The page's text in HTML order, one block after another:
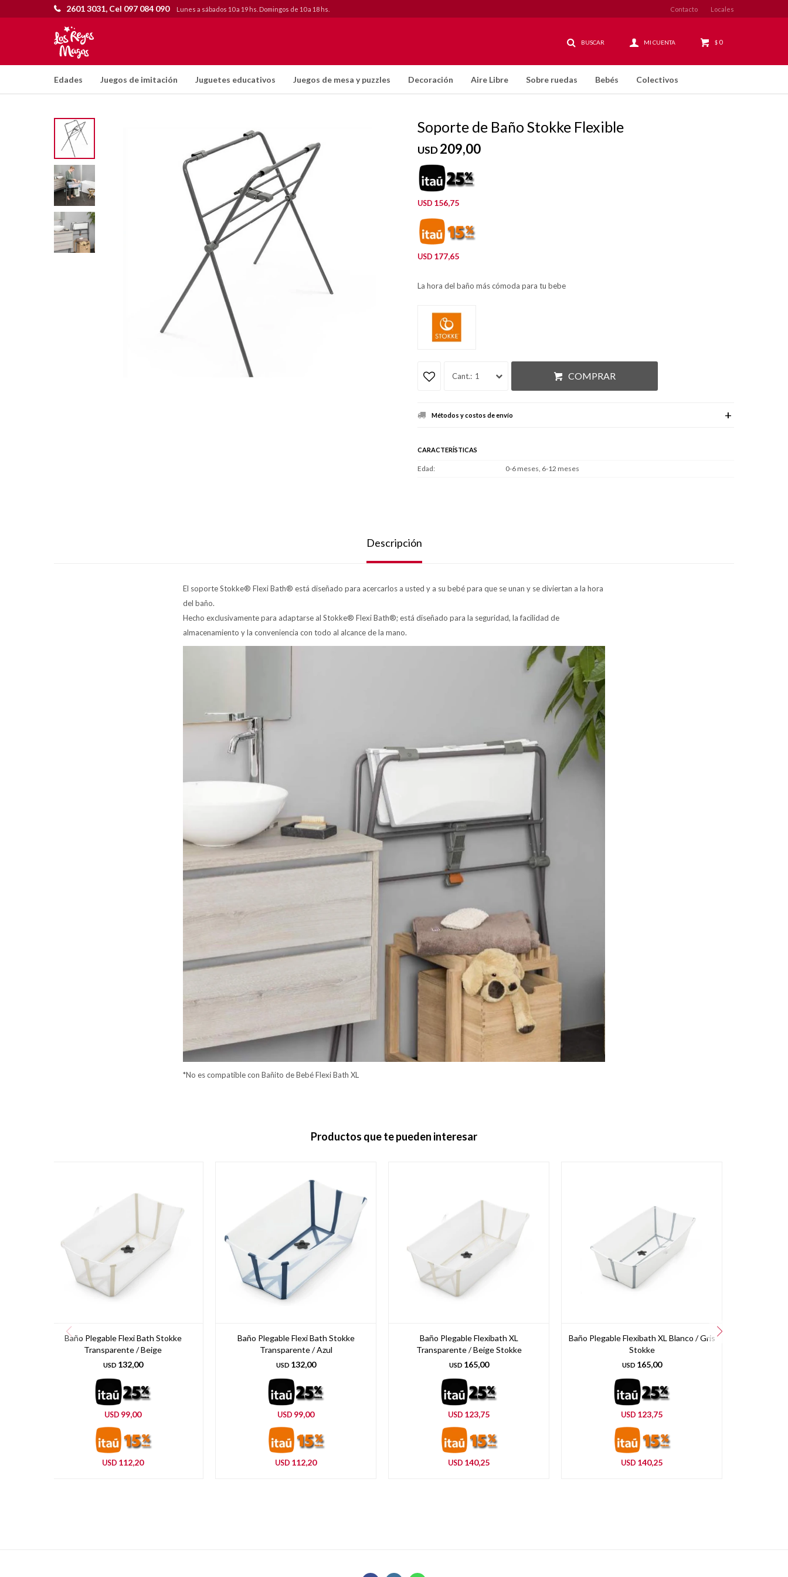
Edades Juegos de imitación Juguetes educativos Juegos de mesa y puzzles Decoración Aire Libre Sobre ruedas Bebés Colectivos
$ 0
2601 3031, Cel 097 084 090 Lunes a sábados 10 a 19 hs. Domingos de 10 a 18 hs. Contacto Locales
Soporte de Baño Stokke Flexible
USD209,00
USD 156,75
USD 177,65
La hora del baño más cómoda para tu bebe
1 COMPRAR
Métodos y costos de envío
CARACTERÍSTICAS
Edad 0-6 meses, 6-12 meses
Descripción
El soporte Stokke® Flexi Bath® está diseñado para acercarlos a usted y a su bebé para que se unan y se diviertan a la hora
del baño.
Hecho exclusivamente para adaptarse al Stokke® Flexi Bath®; está diseñado para la seguridad, la facilidad de
almacenamiento y la conveniencia con todo al alcance de la mano.
*No es compatible con Bañito de Bebé Flexi Bath XL
Productos que te pueden interesar
Baño Plegable Flexi Bath Stokke
Transparente / Beige
USD 132,00
USD 99,00
USD 112,20
Baño Plegable Flexi Bath Stokke
Transparente / Azul
USD 132,00
USD 99,00
USD 112,20
Baño Plegable Flexibath XL
Transparente / Beige Stokke
USD 165,00
USD 123,75
USD 140,25
Baño Plegable Flexibath XL Blanco / Gris
Stokke
USD 165,00
USD 123,75
USD 140,25